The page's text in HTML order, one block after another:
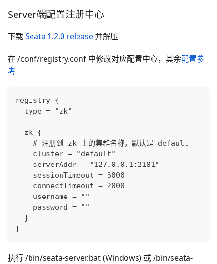
Server端配置注册中心
下载Seata 1.2.0 release并解压
在 /conf/registry.conf 中修改对应配置中心，其余配置参
考
registry {
  type = "zk"
  zk {
    # 注册到 zk 上的集群名称，默认是 default
    cluster = "default"
    serverAddr = "127.0.0.1:2181"
    sessionTimeout = 6000
    connectTimeout = 2000
    username = ""
    password = ""
  }
}
执行 /bin/seata-server.bat (Windows) 或 /bin/seata-